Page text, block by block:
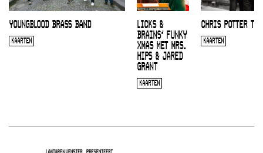
YOUNGBLOOD BRASS BAND
KAARTEN
LICKS &
BRAINS’ FUNKY
XMAS MET MRS.
HIPS & JARED
GRANT
KAARTEN
CHRIS POTTER
KAARTEN